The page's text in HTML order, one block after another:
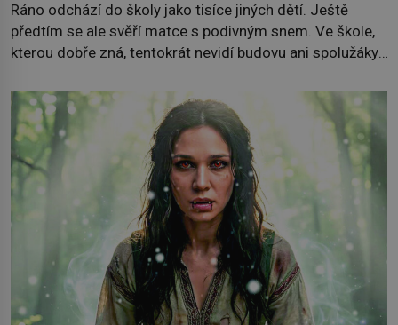
Ráno odchází do školy jako tisíce jiných dětí. Ještě
předtím se ale svěří matce s podivným snem. Ve škole,
kterou dobře zná, tentokrát nevidí budovu ani spolužáky.
později je mrtvá. Mohla devítiletá Zahlédla vlastní
osud? Dne 21. října 1966 se velšská vesnice Aberfan […]